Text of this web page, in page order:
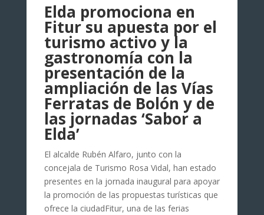
Elda promociona en
Fitur su apuesta por el
turismo activo y la
gastronomía con la
presentación de la
ampliación de las Vías
Ferratas de Bolón y de
las jornadas ‘Sabor a
Elda’
El alcalde Rubén Alfaro, junto con la
concejala de Turismo Rosa Vidal, han estado
presentes en la jornada inaugural para apoyar
la promoción de las propuestas turísticas que
ofrece la ciudadFitur, una de las ferias